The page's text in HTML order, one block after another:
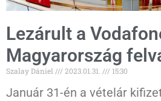
Lezárult a
Magyarország
Szalay Dániel 2023.01.31. 15:30
Január 31-én a vételár